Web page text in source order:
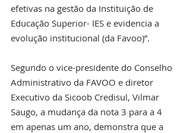
efetivas na gestão da Instituição de
Educação Superior- IES e evidencia a
evolução institucional (da Favoo)”.
Segundo o vice-presidente do Conselho
Administrativo da FAVOO e diretor
Executivo da Sicoob Credisul, Vilmar
Saugo, a mudança da nota 3 para a 4
em apenas um ano, demonstra que a